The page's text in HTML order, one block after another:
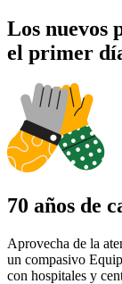
Los nuevos
el primer
70 años de
Aprovecha de la
un compasivo
con hospitales y